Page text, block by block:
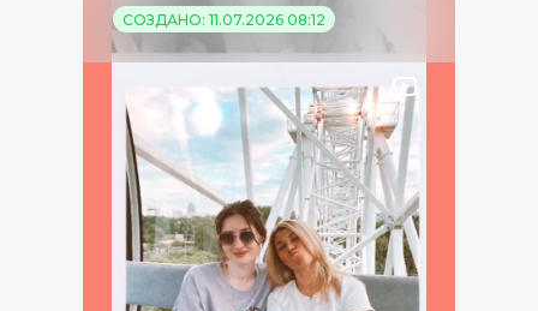
СОЗДАНО: 11.07.2026 08:12